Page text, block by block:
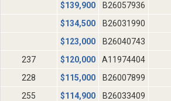
$139,900 B26057936
$134,500 B26031990
$123,000 B26040743
237
$120,000 A11974404
228
$115,000 B26007899
255
$114,900 B26033409